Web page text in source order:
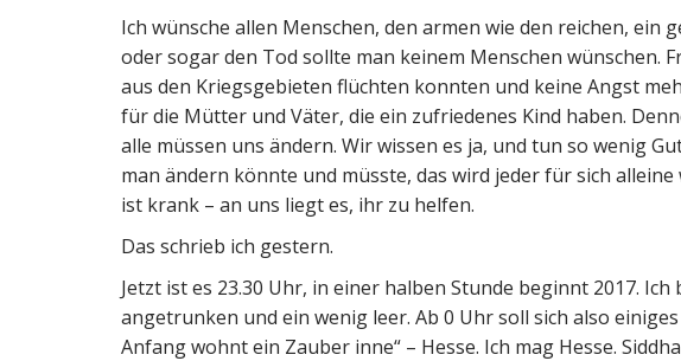
Ich wünsche allen Menschen, den armen wie den reichen, ein
oder sogar den Tod sollte man keinem Menschen wünschen.
aus den Kriegsgebieten flüchten konnten und keine Angst
für die Mütter und Väter, die ein zufriedenes Kind haben.
alle müssen uns ändern. Wir wissen es ja, und tun so wenig
man ändern könnte und müsste, das wird jeder für sich alleine
ist krank – an uns liegt es, ihr zu helfen.
Das schrieb ich gestern.
Jetzt ist es 23.30 Uhr, in einer halben Stunde beginnt 2017.
angetrunken und ein wenig leer. Ab 0 Uhr soll sich also
Anfang wohnt ein Zauber inne“ – Hesse. Ich mag Hesse.